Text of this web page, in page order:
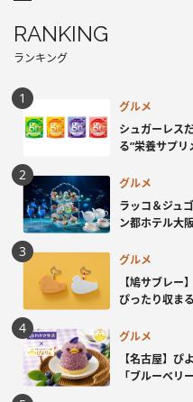
RANKING
ランキング
グルメ
シュガーレス
る”栄養サプリ
グルメ
ラッコ＆ジュ
ン都ホテル大
グルメ
【鳩サブレ
ぴったり収ま
グルメ
【名古屋】
「ブルーベリ